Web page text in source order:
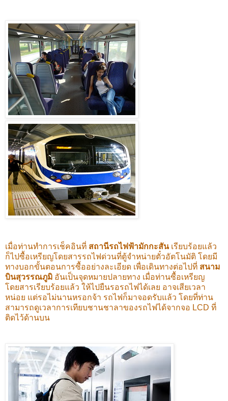
เมื่อท่านทำการเช็คอินที่ สถานีรถไฟฟ้ามักกะสัน เรียบร้อยแล้ว
ก็ไปซื้อเหรียญโดยสารรถไฟด่วนที่ตู้จำหน่ายตั๋วอัตโนมัติ โดยมี
ทางบอกขั้นตอนการซื้ออย่างละเอียด เพื่อเดินทางต่อไปที่ สนาม
บินสุวรรณภูมิ อันเป็นจุดหมายปลายทาง เมื่อท่านซื้อเหรียญ
โดยสารเรียบร้อยแล้ว ให้ไปยืนรอรถไฟได้เลย อาจเสียเวลา
หน่อย แต่รอไม่นานหรอกจ้า รถไฟก็มาจอดรับแล้ว โดยที่ท่าน
สามารถดูเวลาการเทียบชานชาลาของรถไฟได้จากจอ LCD ที่
ติดไว้ด้านบน